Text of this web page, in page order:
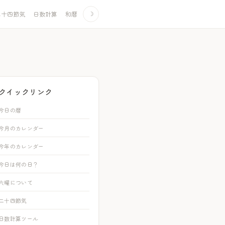
四節気 日数計算 和暦 ☽
クイックリンク
日の暦
月のカレンダー
年のカレンダー
日は何の日？
曜について
十四節気
日数計算ツール